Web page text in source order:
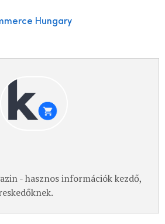
Hungary
- hasznos információk kezdő,